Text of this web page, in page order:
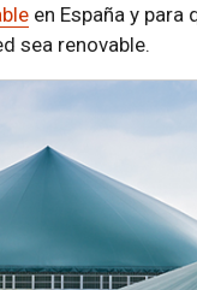
en España y para
sea renovable.